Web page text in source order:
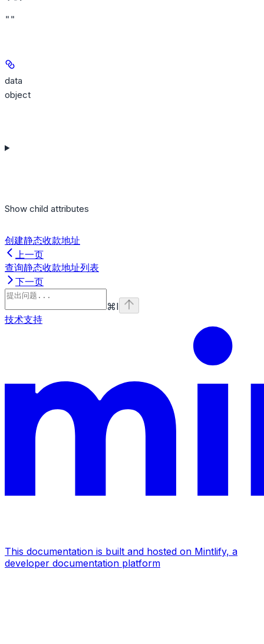
""
data
object
Show child attributes
创建静态收款地址
上一页
查询静态收款地址列表
下一页
⌘I
技术支持
This documentation is built and hosted on Mintlify, a
developer documentation platform